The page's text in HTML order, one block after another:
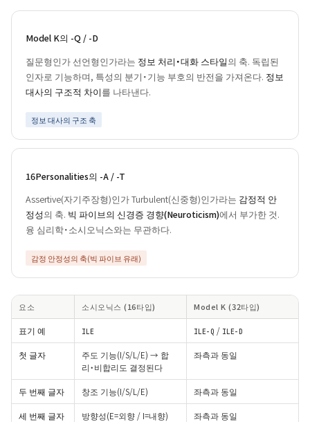
Model K의 -Q / -D
질문형인가 선언형인가라는 정보 처리・대화 스타일의 축. 독립된
인자로 기능하며, 특성의 분기・기능 부호의 반전을 가져온다. 정보
대사의 구조적 차이를 나타낸다.
정보 대사의 구조 축
16Personalities의 -A / -T
Assertive(자기주장형)인가 Turbulent(신중형)인가라는 감정적 안
정성의 축. 빅 파이브의 신경증 경향(Neuroticism)에서 부가한 것.
융 심리학・소시오닉스와는 무관하다.
감정 안정성의 축(빅 파이브 유래)
요소 소시오닉스 (16타입) Model K (32타입)
표기 예 ILE ILE-Q / ILE-D
첫 글자
주도 기능(I/S/L/E) → 합
리・비합리도 결정된다
좌측과 동일
두 번째 글자 창조 기능(I/S/L/E) 좌측과 동일
세 번째 글자 방향성(E=외향 / I=내향) 좌측과 동일